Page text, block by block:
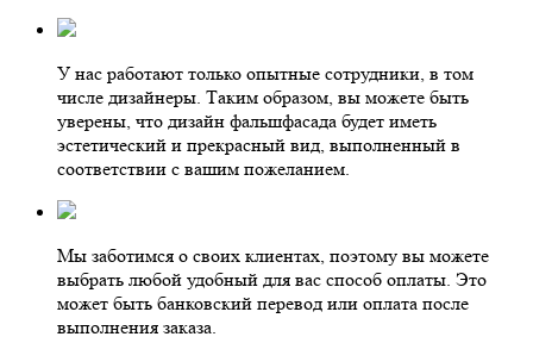
У нас работают только опытные сотрудники, в том
числе дизайнеры. Таким образом, вы можете быть
уверены, что дизайн фальшфасада будет иметь
эстетический и прекрасный вид, выполненный в
соответствии с вашим пожеланием.
Мы заботимся о своих клиентах, поэтому вы можете
выбрать любой удобный для вас способ оплаты. Это
может быть банковский перевод или оплата после
выполнения заказа.